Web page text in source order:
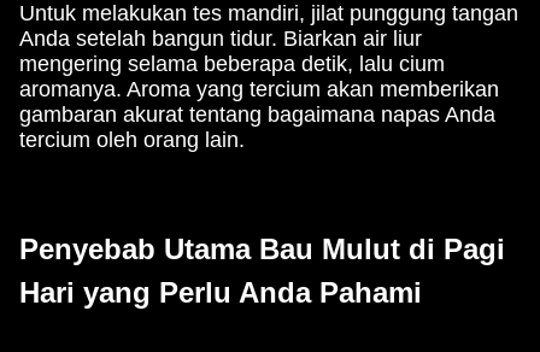
Untuk melakukan tes mandiri, jilat punggung tangan
Anda setelah bangun tidur. Biarkan air liur
mengering selama beberapa detik, lalu cium
aromanya. Aroma yang tercium akan memberikan
gambaran akurat tentang bagaimana napas Anda
tercium oleh orang lain.
Penyebab Utama Bau Mulut di Pagi
Hari yang Perlu Anda Pahami